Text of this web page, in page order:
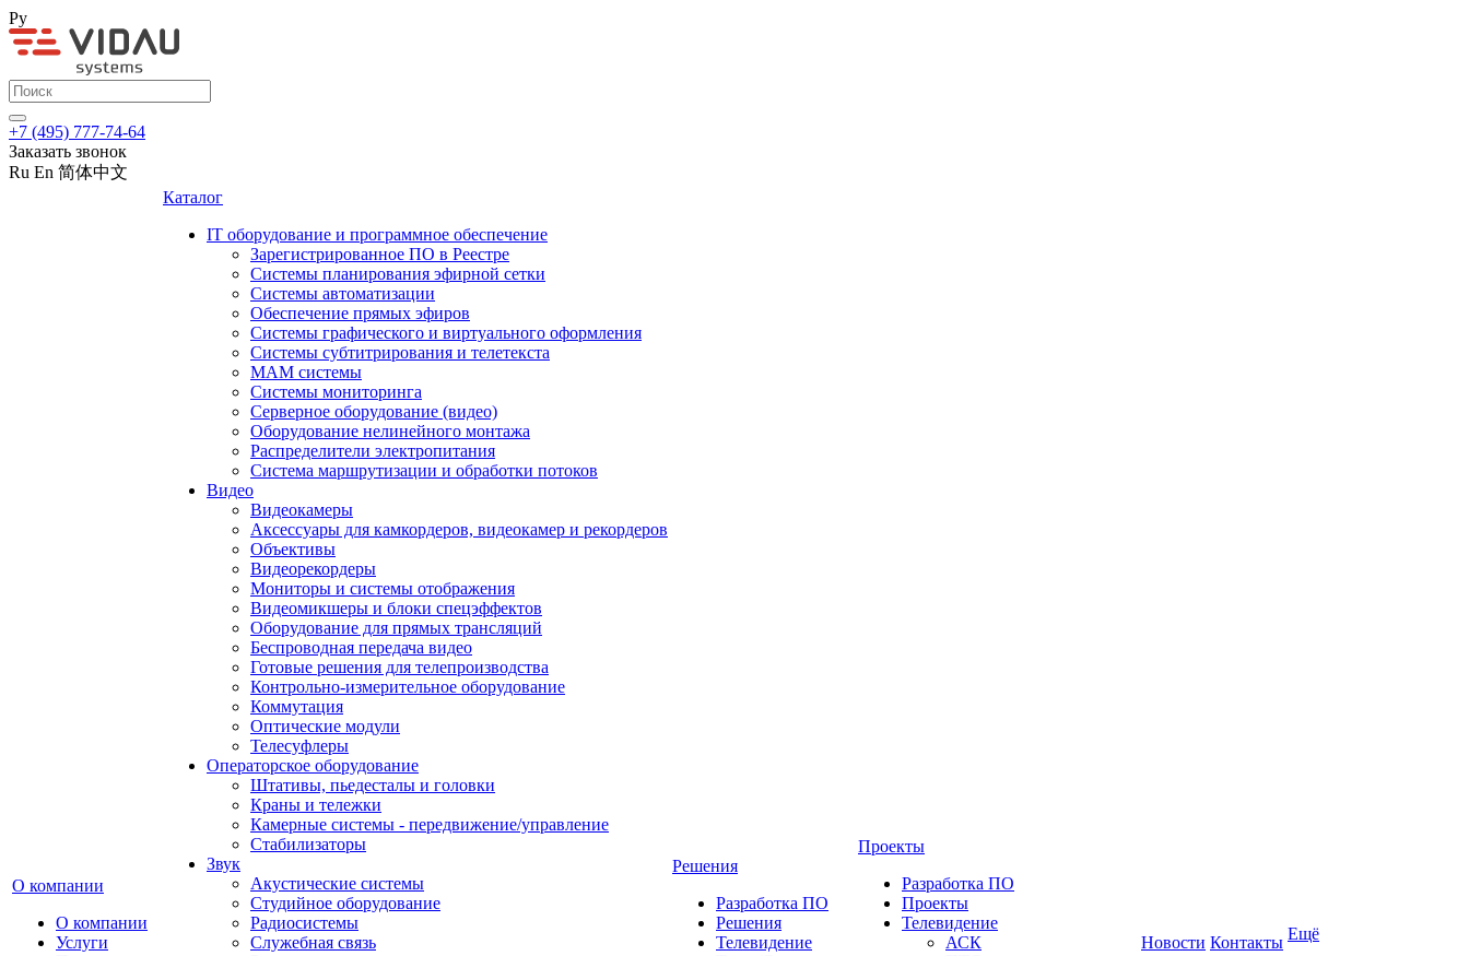
Ру
+7 (495) 777-74-64
Заказать звонок
Ru En 简体中文
О компании
О компании
Услуги
Каталог
IT оборудование и программное обеспечение
Зарегистрированное ПО в Реестре
Системы планирования эфирной сетки
Системы автоматизации
Обеспечение прямых эфиров
Системы графического и виртуального оформления
Системы субтитрирования и телетекста
MAM системы
Системы мониторинга
Серверное оборудование (видео)
Оборудование нелинейного монтажа
Распределители электропитания
Система маршрутизации и обработки потоков
Видео
Видеокамеры
Аксессуары для камкордеров, видеокамер и рекордеров
Объективы
Видеорекордеры
Мониторы и системы отображения
Видеомикшеры и блоки спецэффектов
Оборудование для прямых трансляций
Беспроводная передача видео
Готовые решения для телепроизводства
Контрольно-измерительное оборудование
Коммутация
Оптические модули
Телесуфлеры
Операторское оборудование
Штативы, пьедесталы и головки
Краны и тележки
Камерные системы - передвижение/управление
Стабилизаторы
Звук
Акустические системы
Студийное оборудование
Радиосистемы
Служебная связь
Решения
Разработка ПО
Решения
Телевидение
Проекты
Разработка ПО
Проекты
Телевидение
АСК
Новости Контакты Ещё